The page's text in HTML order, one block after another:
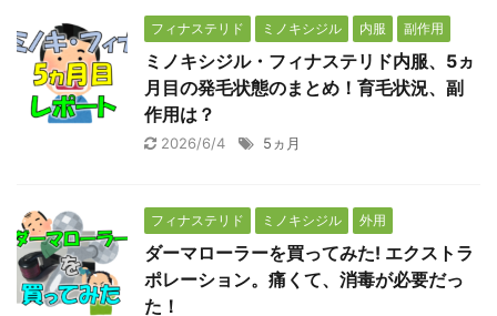
フィナステリド ミノキシジル 内服 副作用
ミノキシジル・フィナステリド内服、5ヵ
月目の発毛状態のまとめ！育毛状況、副
作用は？
2026/6/4 5ヵ月
フィナステリド ミノキシジル 外用
ダーマローラーを買ってみた! エクストラ
ポレーション。痛くて、消毒が必要だっ
た！